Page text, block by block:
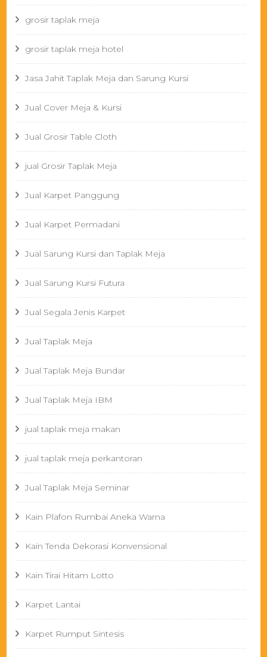
grosir taplak meja
grosir taplak meja hotel
Jasa Jahit Taplak Meja dan Sarung Kursi
Jual Cover Meja & Kursi
Jual Grosir Table Cloth
jual Grosir Taplak Meja
Jual Karpet Panggung
Jual Karpet Permadani
Jual Sarung Kursi dan Taplak Meja
Jual Sarung Kursi Futura
Jual Segala Jenis Karpet
Jual Taplak Meja
Jual Taplak Meja Bundar
Jual Taplak Meja IBM
jual taplak meja makan
jual taplak meja perkantoran
Jual Taplak Meja Seminar
Kain Plafon Rumbai Aneka Warna
Kain Tenda Dekorasi Konvensional
Kain Tirai Hitam Lotto
Karpet Lantai
Karpet Rumput Sintesis